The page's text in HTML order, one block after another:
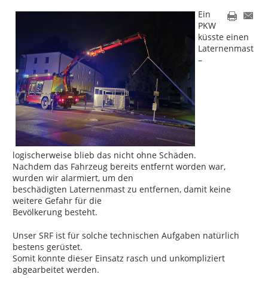
Ein
PKW
küsste einen
Laternenmast
–
logischerweise blieb das nicht ohne Schäden.
Nachdem das Fahrzeug bereits entfernt worden war,
wurden wir alarmiert, um den
beschädigten Laternenmast zu entfernen, damit keine
weitere Gefahr für die
Bevölkerung besteht.
Unser SRF ist für solche technischen Aufgaben natürlich
bestens gerüstet.
Somit konnte dieser Einsatz rasch und unkompliziert
abgearbeitet werden.